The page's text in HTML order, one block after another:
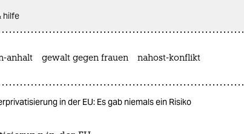
hilfe
anhalt gewalt gegen frauen nahost-konflikt
in der EU: Es gab niemals ein Risiko